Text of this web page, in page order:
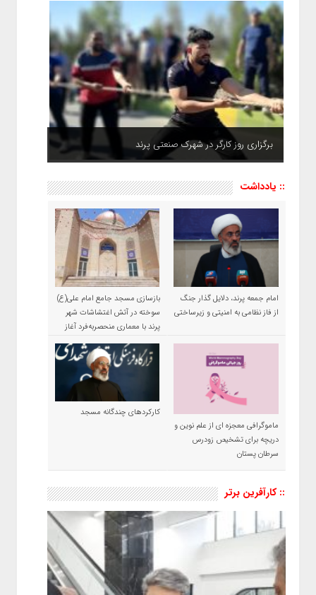
برگزاری روز کارگر در شهرک صنعتی پرند
:: یادداشت
امام جمعه پرند، دلایل گذار جنگ
از فاز نظامی به امنیتی و زیرساختی
بازسازی مسجد جامع امام علی(ع)
سوخته در آتش اغتشاشات شهر
پرند با معماری منحصربه‌فرد آغاز
شد
ماموگرافی معجزه ای از علم نوین و
دریچه برای تشخیص زودرس
سرطان پستان
کارکردهای چندگانه مسجد
:: کارآفرین برتر